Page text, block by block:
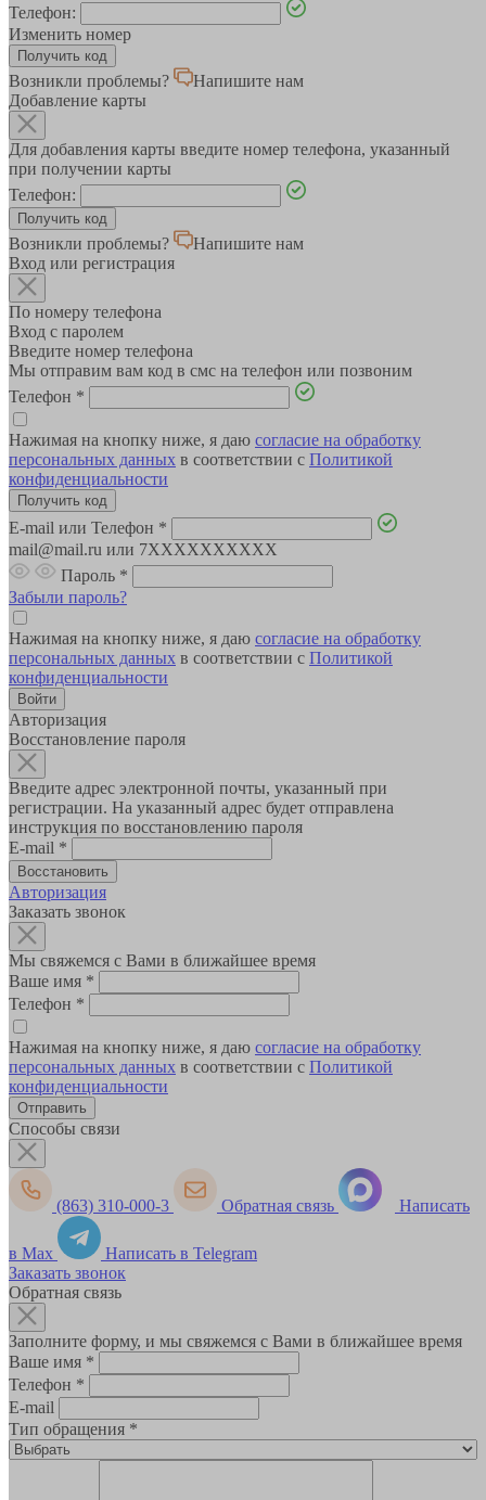
Телефон:
Изменить номер
Возникли проблемы?
Напишите нам
Добавление карты
Для добавления карты введите номер телефона, указанный
при получении карты
Телефон:
Возникли проблемы?
Напишите нам
Вход или регистрация
По номеру телефона
Вход с паролем
Введите номер телефона
Мы отправим вам код в смс на телефон или позвоним
Телефон *
Нажимая на кнопку ниже, я даю согласие на обработку
персональных данных в соответствии с Политикой
конфиденциальности
E-mail или Телефон *
mail@mail.ru или 7XXXXXXXXXX
Пароль *
Забыли пароль?
Нажимая на кнопку ниже, я даю согласие на обработку
персональных данных в соответствии с Политикой
конфиденциальности
Авторизация
Восстановление пароля
Введите адрес электронной почты, указанный при
регистрации. На указанный адрес будет отправлена
инструкция по восстановлению пароля
E-mail *
Авторизация
Заказать звонок
Мы свяжемся с Вами в ближайшее время
Ваше имя *
Телефон *
Нажимая на кнопку ниже, я даю согласие на обработку
персональных данных в соответствии с Политикой
конфиденциальности
Способы связи
(863) 310-000-3 Обратная связь Написать
в Max
Написать в Telegram
Заказать звонок
Обратная связь
Заполните форму, и мы свяжемся с Вами в ближайшее время
Ваше имя *
Телефон *
E-mail
Тип обращения *